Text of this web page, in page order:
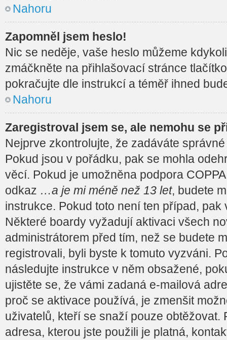
Nahoru
Zapomněl jsem heslo!
Nic se neděje, vaše heslo můžeme
zmáčkněte na přihlašovací stránce
pokračujte dle instrukcí a téměř ihned
Nahoru
Zaregistroval jsem se, ale nemohu se
Nejprve zkontrolujte, že zadáváte
Pokud jsou v pořádku, pak se mohla
věcí. Pokud je umožněna podpora
odkaz …a je mi méně než 13 let, budete
instrukce. Pokud toto není ten případ,
Některé boardy vyžadují aktivaci všech
administrátorem před tím, než se budete
registrovali, byli byste k tomuto vyzváni.
následujte instrukce v něm obsažené,
ujistěte se, že vámi zadaná e-mailová
proč se aktivace používá, je zmenšit
uživatelů, kteří se snaží pouze obtěžovat.
adresa, kterou jste použili je platná,